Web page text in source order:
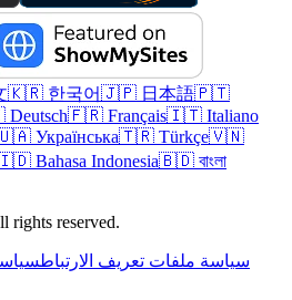
🇰🇷 한국어🇯🇵 日本語🇵🇹
🇫🇷 Français🇮🇹 Italiano
Українська🇹🇷 Türkçe🇻🇳
Bahasa Indonesia🇧🇩 বাংলা
reserved.
سياسة ملفات تعريف الارتباط